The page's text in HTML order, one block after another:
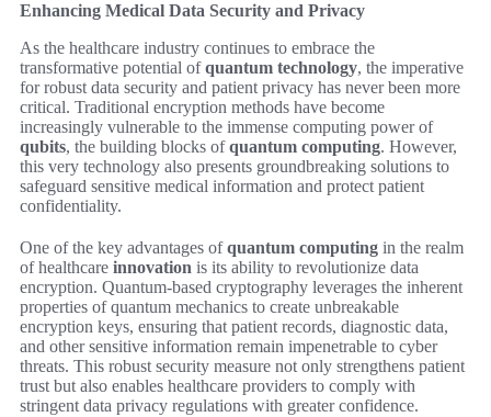
Enhancing Medical Data Security and Privacy
As the healthcare industry continues to embrace the
transformative potential ofquantum technology, the imperative
for robust data security and patient privacy has never been more
critical. Traditional encryption methods have become
increasingly vulnerable to the immense computing power of
qubits, the building blocks ofquantum computing. However,
this very technology also presents groundbreaking solutions to
safeguard sensitive medical information and protect patient
confidentiality.
One of the key advantages ofquantum computing in the realm
of healthcare innovation is its ability to revolutionize data
encryption. Quantum-based cryptography leverages the inherent
properties of quantum mechanics to create unbreakable
encryption keys, ensuring that patient records, diagnostic data,
and other sensitive information remain impenetrable to cyber
threats. This robust security measure not only strengthens patient
trust but also enables healthcare providers to comply with
stringent data privacy regulations with greater confidence.